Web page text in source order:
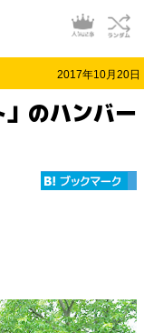
2017年10月20日
のハンバー